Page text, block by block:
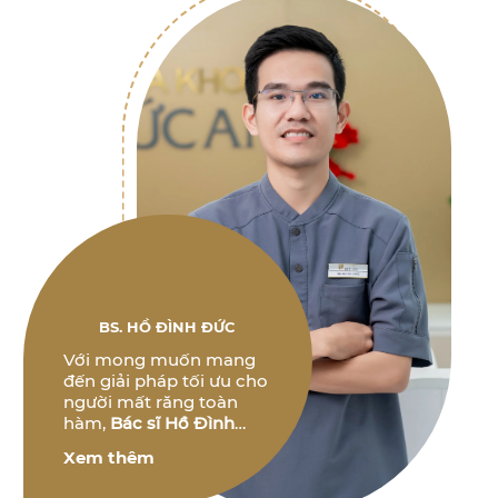
BS. HỒ ĐÌNH ĐỨC
Với mong muốn mang
đến giải pháp tối ưu cho
người mất răng toàn
hàm, Bác sĩ Hồ Đình
nghiên cứu và phát triển
các phương pháp điều
Xem thêm